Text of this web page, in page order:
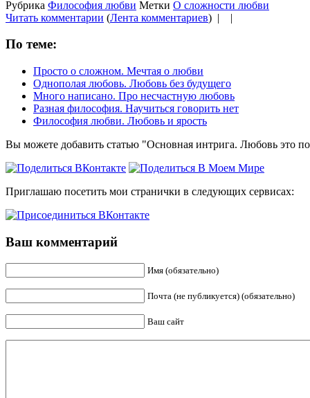
Рубрика Философия любви Метки О сложности любви
Читать комментарии (Лента комментариев) | |
По теме:
Просто о сложном. Мечтая о любви
Однополая любовь. Любовь без будущего
Много написано. Про несчастную любовь
Разная философия. Научиться говорить нет
Философия любви. Любовь и ярость
Вы можете добавить статью "Основная интрига. Любовь это
Приглашаю посетить мои странички в следующих сервисах:
Ваш комментарий
Имя (обязательно)
Почта (не публикуется) (обязательно)
Ваш сайт